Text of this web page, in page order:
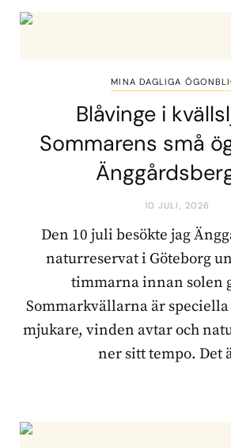
MINA DAGLIGA
Blåvinge i
Sommarens små
10 JULI, 2026
Den 10 juli besökte jag
naturreservat i Göteborg
timmarna innan solen
Sommarkvällarna är
mjukare, vinden avtar och
ner sitt tempo. Det